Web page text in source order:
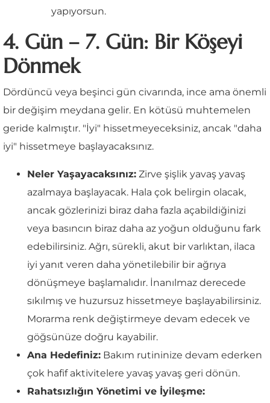
yapıyorsun.
4. Gün – 7. Gün: Bir Köşeyi
Dönmek
Dördüncü veya beşinci gün civarında, ince ama önemli
bir değişim meydana gelir. En kötüsü muhtemelen
geride kalmıştır. "İyi" hissetmeyeceksiniz, ancak "daha
iyi" hissetmeye başlayacaksınız.
Neler Yaşayacaksınız: Zirve şişlik yavaş yavaş
azalmaya başlayacak. Hala çok belirgin olacak,
ancak gözlerinizi biraz daha fazla açabildiğinizi
veya basıncın biraz daha az yoğun olduğunu fark
edebilirsiniz. Ağrı, sürekli, akut bir varlıktan, ilaca
iyi yanıt veren daha yönetilebilir bir ağrıya
dönüşmeye başlamalıdır. İnanılmaz derecede
sıkılmış ve huzursuz hissetmeye başlayabilirsiniz.
Morarma renk değiştirmeye devam edecek ve
göğsünüze doğru kayabilir.
Ana Hedefiniz: Bakım rutininize devam ederken
çok hafif aktivitelere yavaş yavaş geri dönün.
Rahatsızlığın Yönetimi ve İyileşme: